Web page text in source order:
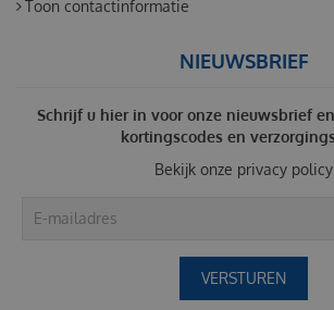
Toon contactinformatie
NIEUWSBRIEF
Schrijf u hier in voor onze nieuwsbrief
kortingscodes en
Bekijk onze privacy policy